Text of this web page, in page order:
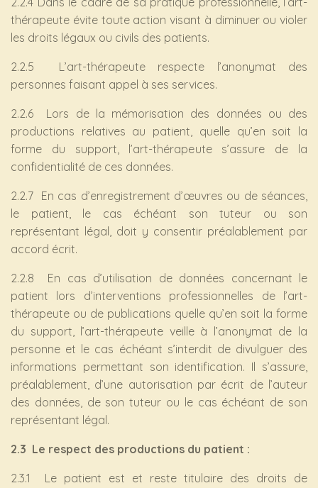
thérapeute évite toute action visant à diminuer ou violer
les droits légaux ou civils des patients.
2.2.5 L’art-thérapeute respecte l’anonymat des
personnes faisant appel à ses services.
2.2.6 Lors de la mémorisation des données ou des
productions relatives au patient, quelle qu’en soit la
forme du support, l’art-thérapeute s’assure de la
confidentialité de ces données.
2.2.7 En cas d’enregistrement d’œuvres ou de séances,
le patient, le cas échéant son tuteur ou son
représentant légal, doit y consentir préalablement par
accord écrit.
2.2.8 En cas d’utilisation de données concernant le
patient lors d’interventions professionnelles de l’art-
thérapeute ou de publications quelle qu’en soit la forme
du support, l’art-thérapeute veille à l’anonymat de la
personne et le cas échéant s’interdit de divulguer des
informations permettant son identification. Il s’assure,
préalablement, d’une autorisation par écrit de l’auteur
des données, de son tuteur ou le cas échéant de son
représentant légal.
2.3 Le respect des productions du patient :
2.3.1 Le patient est et reste titulaire des droits de